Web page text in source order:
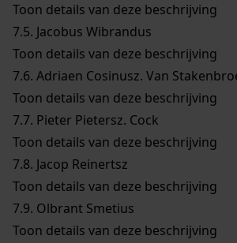
Toon details van deze beschrijving
7.5. Jacobus Wibrandus
Toon details van deze beschrijving
7.6. Adriaen Cosinusz. Van
Toon details van deze beschrijving
7.7. Pieter Pietersz. Cock
Toon details van deze beschrijving
7.8. Jacop Reinertsz
Toon details van deze beschrijving
7.9. Olbrant Smetius
Toon details van deze beschrijving